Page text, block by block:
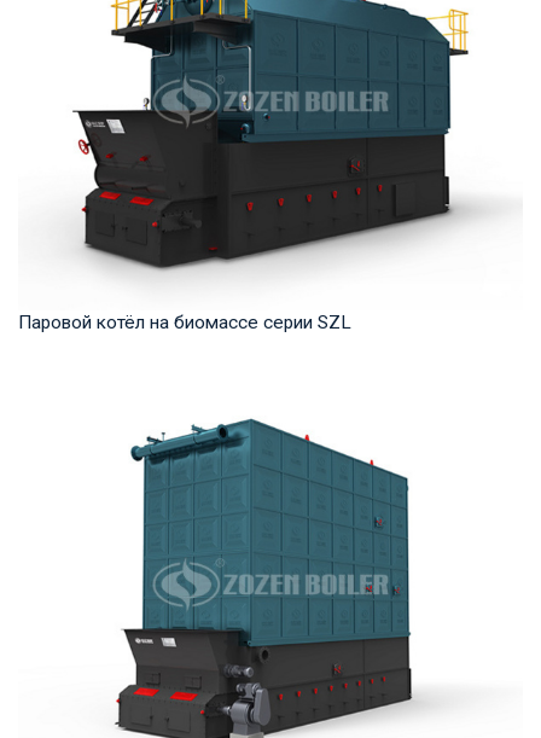
Паровой котёл на биомассе серии SZL
продукта: 4-35 т/ч Температура на выходе: ...